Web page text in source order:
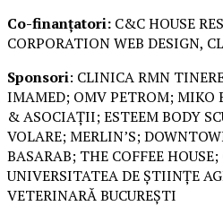
Co-finanțatori: C&C HOUSE
CORPORATION WEB DESIGN,
Sponsori: CLINICA RMN
IMAMED; OMV PETROM; MIKO
& ASOCIAȚII; ESTEEM BODY
VOLARE; MERLIN’S;
BASARAB; THE COFFEE
UNIVERSITATEA DE ȘTIINȚE
VETERINARĂ BUCUREȘTI